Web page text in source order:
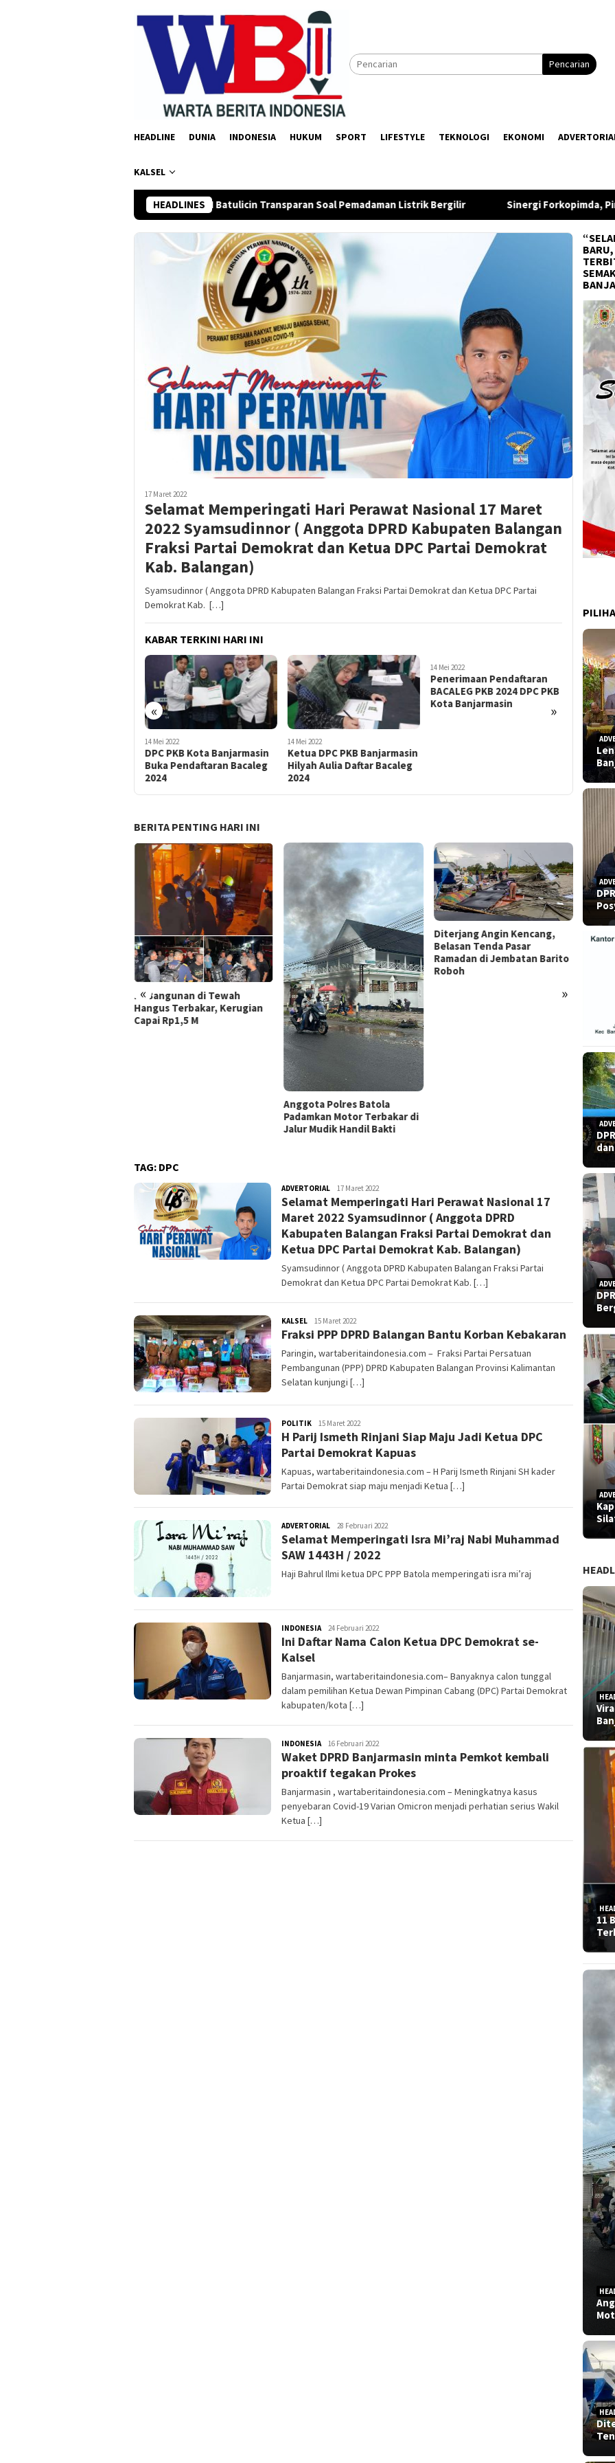
Pencarian
HEADLINE DUNIA INDONESIA HUKUM SPORT LIFESTYLE TEKNOLOGI EKONOMI
KALSEL
HEADLINES
Bumbu Desak PLN Batulicin Transparan Soal Pemadaman Listrik Bergilir Sinergi Forkopimda, Pimpinan DPRD Balangan
17 Maret 2022
Selamat Memperingati Hari Perawat Nasional 17 Maret
2022 Syamsudinnor ( Anggota DPRD Kabupaten Balangan
Fraksi Partai Demokrat dan Ketua DPC Partai Demokrat
Kab. Balangan)
Syamsudinnor ( Anggota DPRD Kabupaten Balangan Fraksi Partai Demokrat dan Ketua DPC Partai
Demokrat Kab. […]
KABAR TERKINI HARI INI
« »
14 Mei 2022
Ketua DPC PKB Banjarmasin
Hilyah Aulia Daftar Bacaleg
2024
14 Mei 2022
Penerimaan Pendaftaran
BACALEG PKB 2024 DPC PKB
Kota Banjarmasin
30 April 2022
Iklan Keluarga Besar DPC
Partai Demokrat, Ucapan
Selamat Hari Raya Idul Fitri
14 Mei 2022
Aman
Bacaleg
BERITA PENTING HARI INI
« »
Diterjang Angin Kencang,
Belasan Tenda Pasar
Ramadan di Jembatan Barito
Roboh
Refleksi Hari Pers Nasional
2026: Menguji Independensi
TAG: DPC
ADVERTORIAL admin
17 Maret 2022
Selamat Memperingati Hari Perawat Nasional 17
Maret 2022 Syamsudinnor ( Anggota DPRD
Kabupaten Balangan Fraksi Partai Demokrat dan
Ketua DPC Partai Demokrat Kab. Balangan)
Syamsudinnor ( Anggota DPRD Kabupaten Balangan Fraksi Partai
Demokrat dan Ketua DPC Partai Demokrat Kab. […]
KALSEL admin
15 Maret 2022
Fraksi PPP DPRD Balangan Bantu Korban Kebakaran
Paringin, wartaberitaindonesia.com – Fraksi Partai Persatuan
Pembangunan (PPP) DPRD Kabupaten Balangan Provinsi Kalimantan
Selatan kunjungi […]
POLITIK admin
15 Maret 2022
H Parij Ismeth Rinjani Siap Maju Jadi Ketua DPC
Partai Demokrat Kapuas
Kapuas, wartaberitaindonesia.com – H Parij Ismeth Rinjani SH kader
Partai Demokrat siap maju menjadi Ketua […]
ADVERTORIAL admin
28 Februari 2022
Selamat Memperingati Isra Mi’raj Nabi Muhammad
SAW 1443H / 2022
Haji Bahrul Ilmi ketua DPC PPP Batola memperingati isra mi’raj
INDONESIA admin
24 Februari 2022
Ini Daftar Nama Calon Ketua DPC Demokrat se-
Kalsel
Banjarmasin, wartaberitaindonesia.com– Banyaknya calon tunggal
dalam pemilihan Ketua Dewan Pimpinan Cabang (DPC) Partai Demokrat
kabupaten/kota […]
INDONESIA admin
16 Februari 2022
Waket DPRD Banjarmasin minta Pemkot kembali
proaktif tegakan Prokes
Banjarmasin , wartaberitaindonesia.com – Meningkatnya kasus
penyebaran Covid-19 Varian Omicron menjadi perhatian serius Wakil
Ketua […]
11